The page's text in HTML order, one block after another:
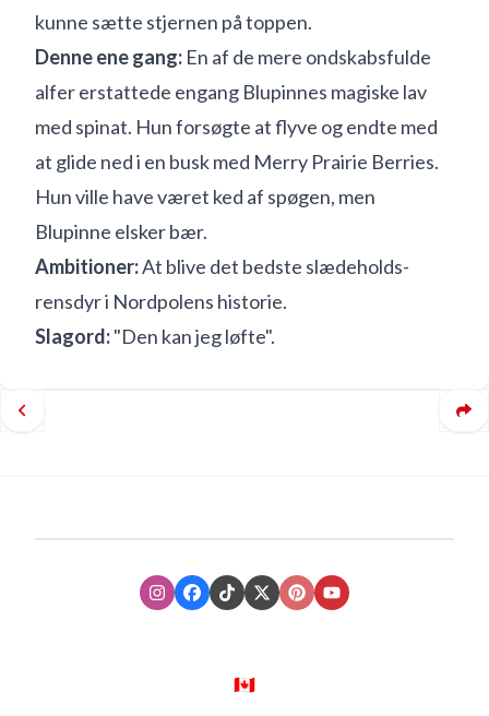
kunne sætte stjernen på toppen.
Denne ene gang: En af de mere ondskabsfulde
alfer erstattede engang Blupinnes magiske lav
med spinat. Hun forsøgte at flyve og endte med
at glide ned i en busk med Merry Prairie Berries.
Hun ville have været ked af spøgen, men
Blupinne elsker bær.
Ambitioner:At blive det bedste slædeholds-
rensdyr i Nordpolens historie.
Slagord:"Den kan jeg løfte".
InstagramFacebook
TikTokXTwitter
PinterestYoutube
🇨🇦